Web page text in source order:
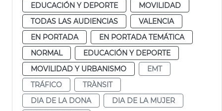
EDUCACIÓN Y DEPORTE
MOVILIDAD
TODAS LAS AUDIENCIAS
VALENCIA
EN PORTADA
EN PORTADA TEMÁTICA
NORMAL
EDUCACIÓN Y DEPORTE
MOVILIDAD Y URBANISMO
EMT
TRÁFICO
TRÀNSIT
DIA DE LA DONA
DIA DE LA MUJER